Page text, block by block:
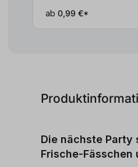
ab 0,99 €*
Die nächste Party
Frische-Fässchen